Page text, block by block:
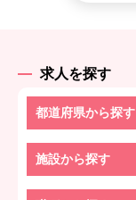
求人を探す
都道府県から探す
施設から探す